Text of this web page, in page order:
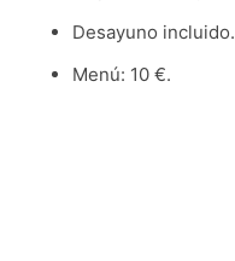
Desayuno incluido.
Menú: 10 €.